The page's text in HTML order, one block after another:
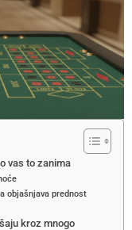
vas to zanima
objašnjava prednost
kroz mnogo